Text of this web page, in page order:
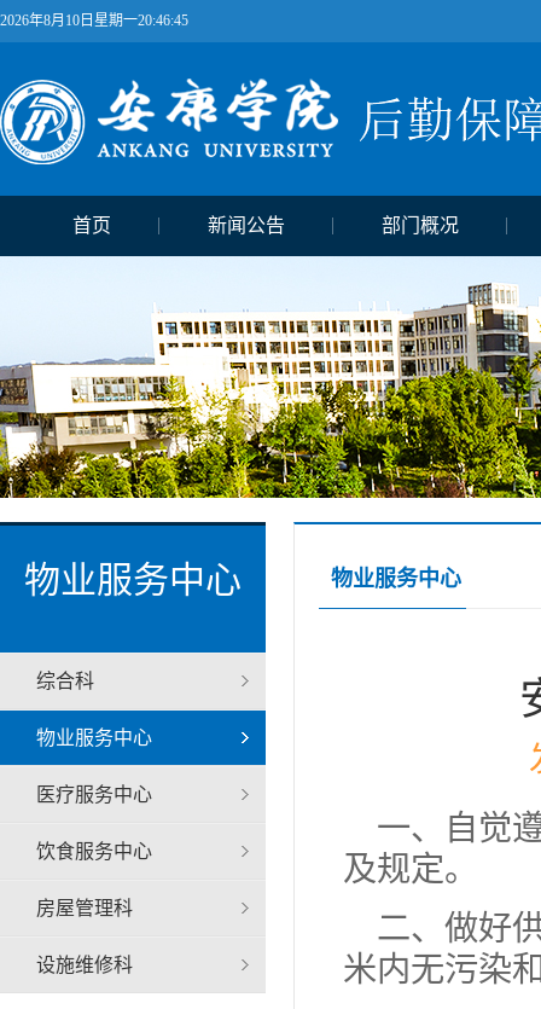
2026年8月10日星期一20:46:46
首页 新闻公告 部门概况
物业服务中心
综合科
物业服务中心
医疗服务中心
饮食服务中心
房屋管理科
设施维修科
物业服务中心
一、自觉
及规定。
二、做好
米内无污染